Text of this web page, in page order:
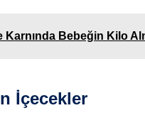
Karnında Bebeğin Kilo
İçecekler